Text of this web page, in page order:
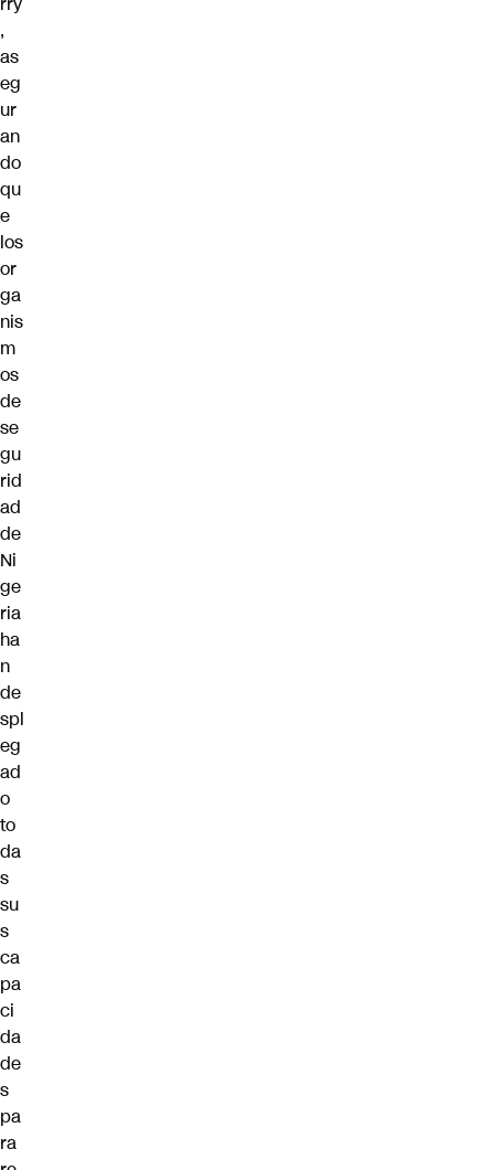
,
as
eg
ur
an
do
qu
e
los
or
ga
nis
m
os
de
se
gu
rid
ad
de
Ni
ge
ria
ha
n
de
spl
eg
ad
o
to
da
s
su
s
ca
pa
ci
da
de
s
pa
ra